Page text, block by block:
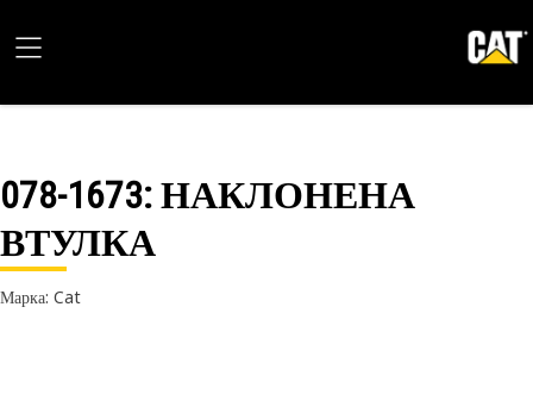
078-1673: НАКЛОНЕНА
ВТУЛКА
Марка: Cat